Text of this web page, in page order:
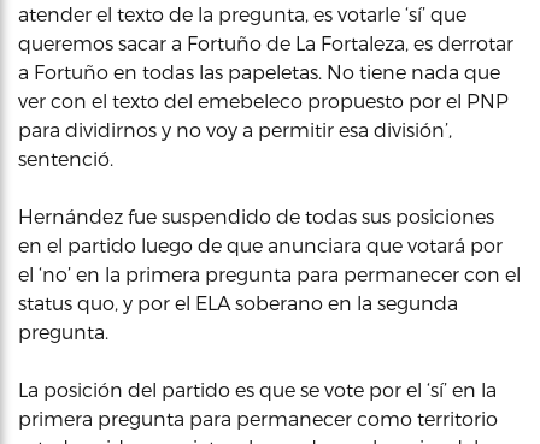
atender el texto de la pregunta, es votarle ‘sí’ que
queremos sacar a Fortuño de La Fortaleza, es derrotar
a Fortuño en todas las papeletas. No tiene nada que
ver con el texto del emebeleco propuesto por el PNP
para dividirnos y no voy a permitir esa división’,
sentenció.
Hernández fue suspendido de todas sus posiciones
en el partido luego de que anunciara que votará por
el ‘no’ en la primera pregunta para permanecer con el
status quo, y por el ELA soberano en la segunda
pregunta.
La posición del partido es que se vote por el ‘sí’ en la
primera pregunta para permanecer como territorio